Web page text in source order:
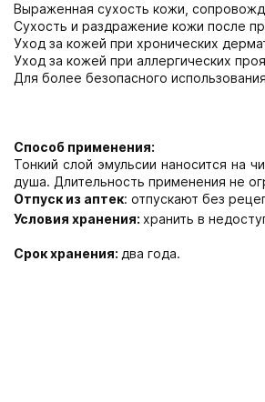
Выраженная сухость кожи,
Сухость и раздражение кожи после
Уход за кожей при хронических
Уход за кожей при аллергических
Для более безопасного
Способ применения:
Тонкий слой эмульсии наносится на
душа. Длительность применения не
Отпуск из аптек: отпускают без
Условия хранения: хранить в
Срок хранения: два года.